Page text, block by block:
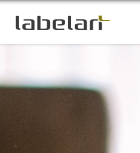
Layout & Webdesign
Detail genaues und professionelles
Werbeagentur oder einer unserer
oder Medien Einsatz, und